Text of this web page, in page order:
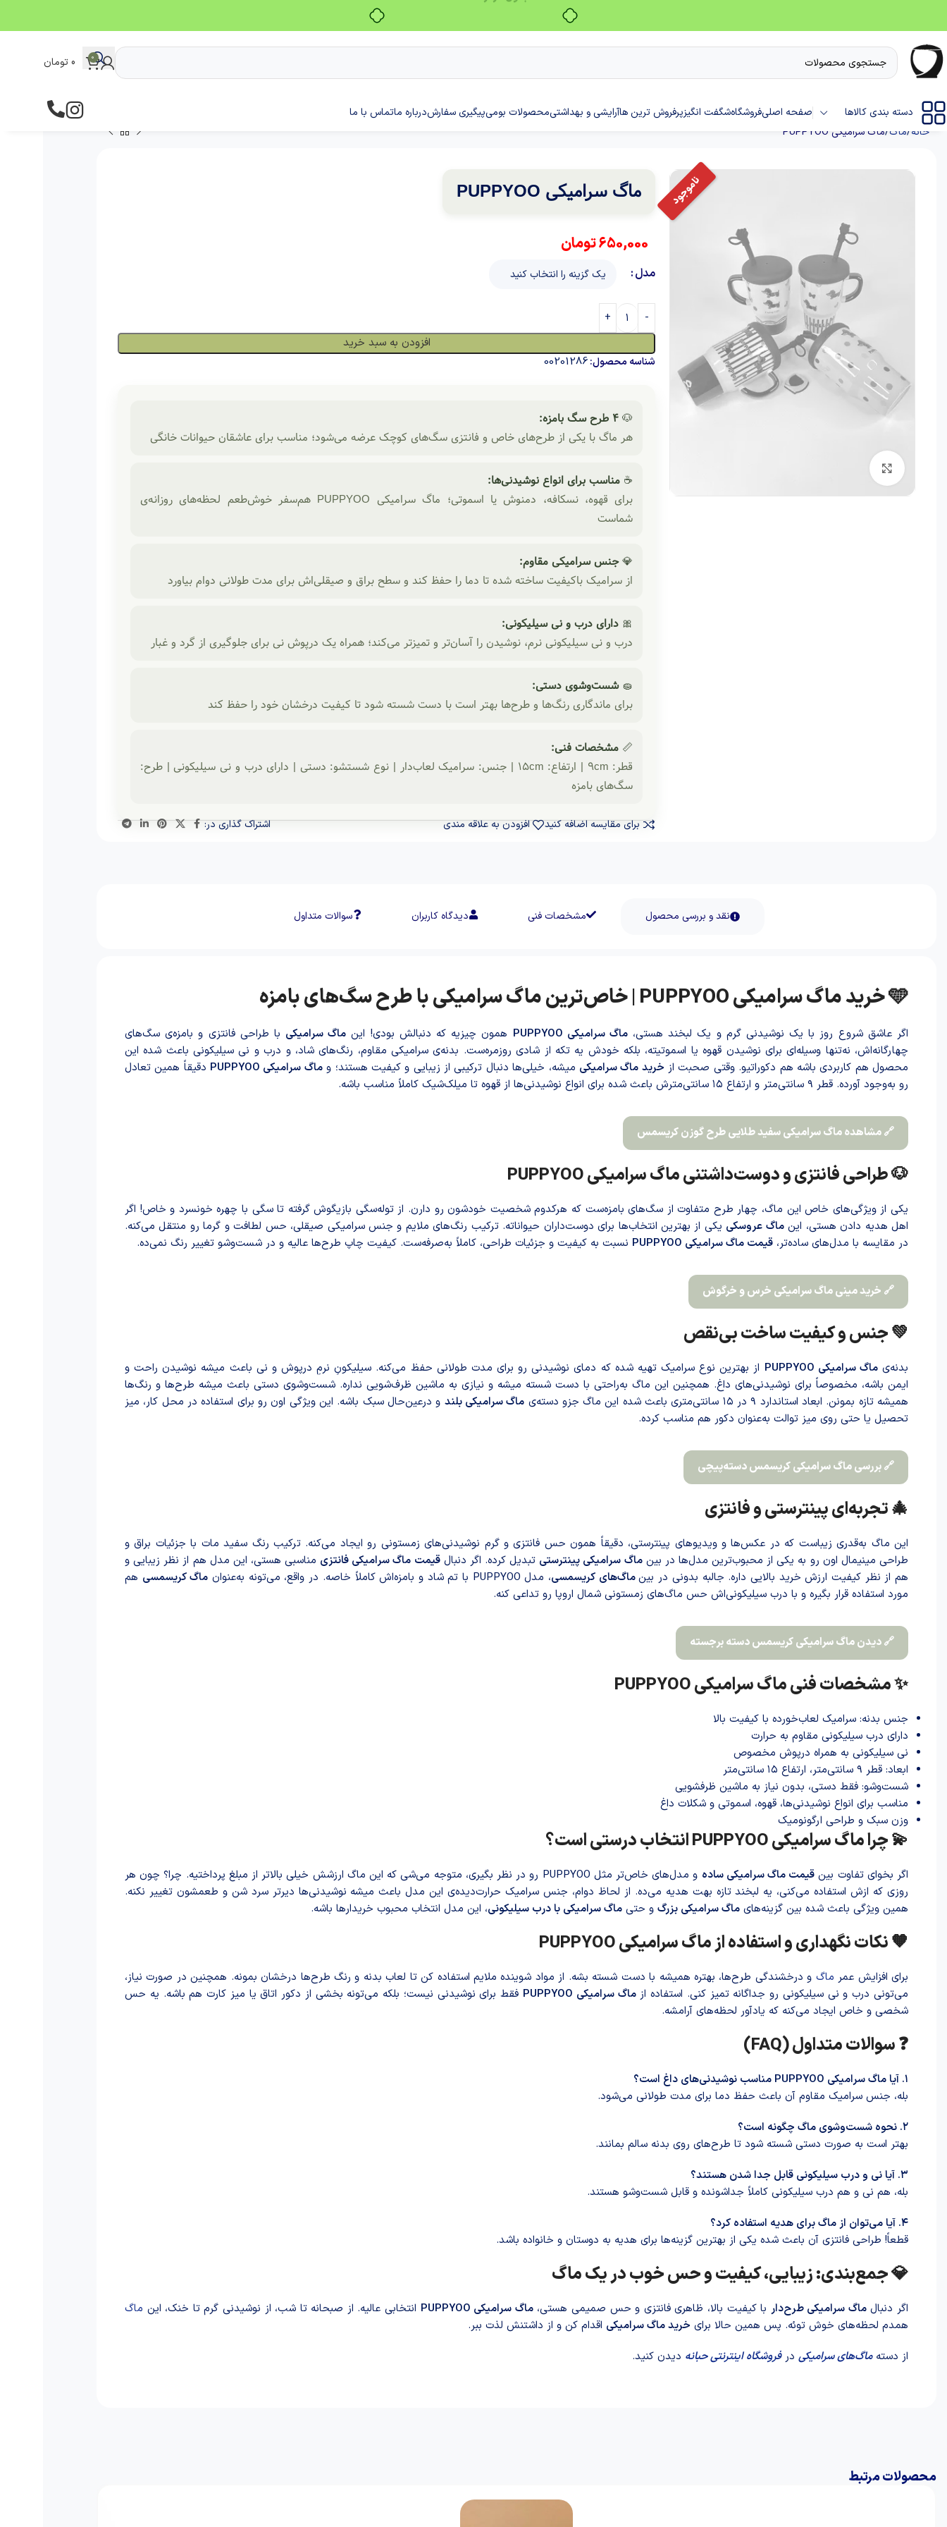
0
0 تومان
دسته بندی کالاها صفحه اصلیفروشگاهشگفت انگیزپرفروش ترین هاآرایشی و بهداشتیمحصولات بومیپیگیری سفارشدرباره ماتماس با ما
خانه ماگ ماگ سرامیکی PUPPYOO
ماگ سرامیکی PUPPYOO
650,000تومان
مدل
افزودن به سبد خرید
شناسه محصول:00201286
🐶 ۴ طرح سگ بامزه:
هر ماگ با یکی از طرح‌های خاص و فانتزی سگ‌های کوچک عرضه می‌شود؛ مناسب برای عاشقان حیوانات خانگی
☕ مناسب برای انواع نوشیدنی‌ها:
برای قهوه، نسکافه، دمنوش یا اسموتی؛ ماگ سرامیکی PUPPYOO هم‌سفر خوش‌طعم لحظه‌های روزانه‌ی
شماست
💎جنس سرامیکی مقاوم:
از سرامیک باکیفیت ساخته شده تا دما را حفظ کند و سطح براق و صیقلی‌اش برای مدت طولانی دوام بیاورد
🎀 دارای درب و نی سیلیکونی:
درب و نی سیلیکونی نرم، نوشیدن را آسان‌تر و تمیزتر می‌کند؛ همراه یک درپوش نی برای جلوگیری از گرد و غبار
🧽شست‌وشوی دستی:
برای ماندگاری رنگ‌ها و طرح‌ها بهتر است با دست شسته شود تا کیفیت درخشان خود را حفظ کند
📏 مشخصات فنی:
قطر: 9cm | ارتفاع: 15cm | جنس: سرامیک لعاب‌دار | نوع شستشو: دستی | دارای درب و نی سیلیکونی | طرح:
سگ‌های بامزه
برای مقایسه اضافه کنید افزودن به علاقه مندی اشتراک گذاری در:
نقد و بررسی محصول مشخصات فنی دیدگاه کاربران سوالات متداول
🩵 خرید ماگ سرامیکی PUPPYOO | خاص‌ترین ماگ سرامیکی با طرح سگ‌های بامزه
اگر عاشق شروع روز با یک نوشیدنی گرم و یک لبخند هستی،ماگ سرامیکی PUPPYOO همون چیزیه که دنبالش بودی! این ماگ سرامیکی با طراحی فانتزی و بامزه‌ی سگ‌های
چهارگانه‌اش، نه‌تنها وسیله‌ای برای نوشیدن قهوه یا اسموتیته، بلکه خودش یه تکه از شادی روزمره‌ست. بدنه‌ی سرامیکی مقاوم، رنگ‌های شاد، و درب و نی سیلیکونی با‌عث شد‌ه این
محصول هم کاربردی باشه هم دکوراتیو. وقتی صحبت از خرید ماگ سرامیکی میشه، خیلی‌ها دنبال ترکیبی از زیبایی و کیفیت هستند؛ وماگ سرامیکی PUPPYOO
دقیقاً همین تعادل
رو به‌وجود آورده. قطر ۹ سانتی‌متر و ارتفاع ۱۵ سانتی‌مترش با‌عث شد‌ه برای انواع نوشیدنی‌ها از قهوه تا میلک‌شیک کاملاً مناسب باشه.
🔗 مشاهده ماگ سرامیکی سفید طلایی طرح گوزن کریسمس
🐶 طراحی فانتزی و دوست‌داشتنی ماگ سرامیکی PUPPYOO
یکی از ویژگی‌های خاص این ماگ، چهار طرح متفاوت از سگ‌های بامزه‌ست که هرکدوم شخصیت خودشون رو دارن. از توله‌سگی بازیگوش گرفته تا سگی با چهره خونسرد و خاص! اگر
اهل هدیه داد‌ن هستی، اینماگ عروسکی یکی از بهترین انتخاب‌ها برای دوست‌داران حیواناته. ترکیب رنگ‌های ملایم و جنس سرامیکی صیقلی، حس لطافت و گرما رو منتقل می‌کنه.
در مقایسه با مدل‌های ساده‌تر، قیمت ماگ سرامیکی PUPPYOO نسبت به کیفیت و جزئیات طراحی، کاملاً به‌صرفه‌ست. کیفیت چاپ طرح‌ها عالیه و در شست‌وشو تغییر رنگ نمی‌ده.
🔗 خرید مینی ماگ سرامیکی خرس و خرگوش
💚 جنس و کیفیت ساخت بی‌نقص
بدنه‌یماگ سرامیکی PUPPYOO
از بهترین نوع سرامیک تهیه شد‌ه که دمای نوشیدنی رو برای مدت طولانی حفظ می‌کنه. سیلیکونِ نرمِ درپوش و نی باعث میشه نوشید‌ن راحت و
ایمن باشه، مخصوصاً برای نوشیدنی‌های داغ. همچنین این ماگ به‌راحتی با دست شسته میشه و نیازی به ماشین ظرف‌شویی نداره. شست‌وشوی دستی باعث میشه طرح‌ها و رنگ‌ها
همیشه تازه بمونن. ابعاد استاندارد ۹ در ۱۵ سانتی‌متری با‌عث شد‌ه این ماگ جزو دسته‌ی
ماگ سرامیکی بلند و درعین‌حال سبک باشه. این ویژگی اون رو برای استفاده در محل کار، میز
تحصیل یا حتی روی میز توالت به‌عنوان دکور هم مناسب کرده.
🔗 بررسی ماگ سرامیکی کریسمس دسته‌پیچی
🎄 تجربه‌ای پینترستی و فانتزی
این ماگ به‌قدری زیباست که در عکس‌ها و ویدیوهای پینترستی، دقیقاً همون حس فانتزی و گرم نوشیدنی‌های زمستونی رو ایجاد می‌کنه. ترکیب رنگ سفید مات با جزئیات براق و
طراحی مینیمال اون رو به یکی از محبوب‌ترین مدل‌ها در بینماگ سرامیکی پینترستی تبدیل کرده. اگر دنبالقیمت ماگ سرامیکی فانتزی مناسبی هستی، این مدل هم از نظر زیبایی و
هم از نظر کیفیت ارزش خرید بالایی داره. جالبه بدونی در بینماگ‌های کریسمسی، مدل PUPPYOO با تم شاد و بامزه‌اش کاملاً خاصه. در واقع، می‌تونه به‌عنوان ماگ کریسمسی هم
مورد استفاده قرار بگیره و با درب سیلیکونی‌اش حس ماگ‌های زمستونی شمال اروپا رو تداعی کنه.
🔗 دیدن ماگ سرامیکی کریسمس دسته برجسته
✨ مشخصات فنی ماگ سرامیکی PUPPYOO
جنس بدنه: سرامیک لعاب‌خورده با کیفیت بالا
دارای درب سیلیکونی مقاوم به حرارت
نی سیلیکونی به همراه درپوش مخصوص
ابعاد: قطر ۹ سانتی‌متر، ارتفاع ۱۵ سانتی‌متر
شست‌وشو: فقط دستی، بدون نیاز به ماشین ظرفشویی
مناسب برای انواع نوشیدنی‌ها، قهوه، اسموتی و شکلات داغ
وزن سبک و طراحی ارگونومیک
💫 چرا ماگ سرامیکی PUPPYOO انتخاب درستی است؟
اگر بخوای تفاوت بین قیمت ماگ سرامیکی ساده
و مدل‌های خاص‌تر مثل PUPPYOO رو در نظر بگیری، متوجه می‌شی که این ماگ ارزشش خیلی بالاتر از مبلغ پرداختیه. چرا؟ چون هر
روزی که ازش استفاده می‌کنی، یه لبخند تازه بهت هدیه می‌ده. از لحاظ دوام، جنس سرامیک حرارت‌دیده‌ی این مدل باعث میشه نوشیدنی‌ها دیرتر سرد شن و طعمشون تغییر نکنه.
همین ویژگی با‌عث شد‌ه بین گزینه‌های ماگ سرامیکی بزرگ و حتی ماگ سرامیکی با درب سیلیکونی، این مدل انتخاب محبوب خریدارها باشه.
🧡 نکات نگهداری و استفاده از ماگ سرامیکی PUPPYOO
برای افزایش عمر ماگ و درخشندگی طرح‌ها، بهتره همیشه با دست شسته بشه. از مواد شوینده ملایم استفاده کن تا لعاب بدنه و رنگ طرح‌ها درخشان بمونه. همچنین در صورت نیاز،
می‌تونی درب و نی سیلیکونی رو جداگانه تمیز کنی. استفاده ازماگ سرامیکی PUPPYOO
فقط برای نوشیدنی نیست؛ بلکه می‌تونه بخشی از دکور اتاق یا میز کارت هم باشه. یه حس
شخصی و خاص ایجاد می‌کنه که یادآور لحظه‌های آرامشه.
❓ سوالات متداول (FAQ)
۱. آیا ماگ سرامیکی PUPPYOO مناسب نوشیدنی‌های داغ است؟
بله، جنس سرامیک مقاوم آن باعث حفظ دما برای مدت طولانی می‌شود.
۲. نحوه شست‌وشوی ماگ چگونه است؟
بهتر است به صورت دستی شسته شود تا طرح‌های روی بدنه سالم بمانند.
۳. آیا نی و درب سیلیکونی قابل جدا شدن هستند؟
بله، هم نی و هم درب سیلیکونی کاملاً جداشونده و قابل شست‌وشو هستند.
۴. آیا می‌توان از ماگ برای هدیه استفاده کرد؟
قطعاً! طراحی فانتزی آن با‌عث شد‌ه یکی از بهترین گزینه‌ها برای هدیه به دوستان و خانواده باشد.
💎 جمع‌بندی: زیبایی، کیفیت و حس خوب در یک ماگ
اگر دنبالماگ سرامیکی طرح‌دار با کیفیت بالا، ظاهری فانتزی و حس صمیمی هستی،ماگ سرامیکی PUPPYOO انتخابی عالیه. از صبحانه تا شب، از نوشیدنی گرم تا خنک، این ماگ
همدم لحظه‌های خوش توئه. پس همین حالا برای خرید ماگ سرامیکی اقدام کن و از داشتنش لذت ببر.
از دستهماگ‌های سرامیکی درفروشگاه اینترنتی حبانه دیدن کنید.
محصولات مرتبط